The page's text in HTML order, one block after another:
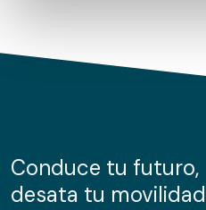
de cookies.
información sobre el uso que
nuestros partners de redes
Conduce tu futuro,
desata tu movilidad